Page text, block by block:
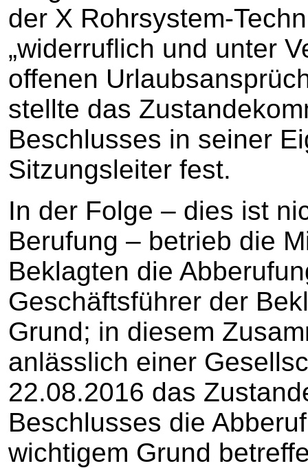
der X Rohrsystem-
„widerruflich und unter
offenen
stellte das
Beschlusses in seiner
Sitzungsleiter fest.
In der Folge – dies ist
Berufung – betrieb die
Beklagten die
Geschäftsführer der
Grund; in diesem
anlässlich einer
22.08.2016 das
Beschlusses die
wichtigem Grund